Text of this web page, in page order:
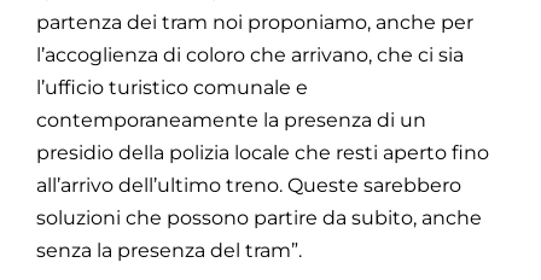
partenza dei tram noi proponiamo, anche per
l’accoglienza di coloro che arrivano, che ci sia
l’ufficio turistico comunale e
contemporaneamente la presenza di un
presidio della polizia locale che resti aperto fino
all’arrivo dell’ultimo treno. Queste sarebbero
soluzioni che possono partire da subito, anche
senza la presenza del tram”.